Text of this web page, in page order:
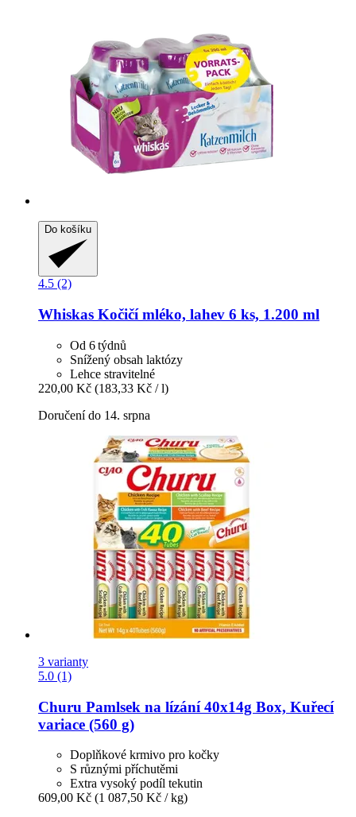
Do košíku
4.5 (2)
Whiskas Kočičí mléko, lahev 6 ks, 1.200 ml
Od 6 týdnů
Snížený obsah laktózy
Lehce stravitelné
220,00 Kč (183,33 Kč / l)
Doručení do 14. srpna
3 varianty
5.0 (1)
Churu Pamlsek na lízání 40x14g Box, Kuřecí
variace (560 g)
Doplňkové krmivo pro kočky
S různými příchutěmi
Extra vysoký podíl tekutin
609,00 Kč (1 087,50 Kč / kg)